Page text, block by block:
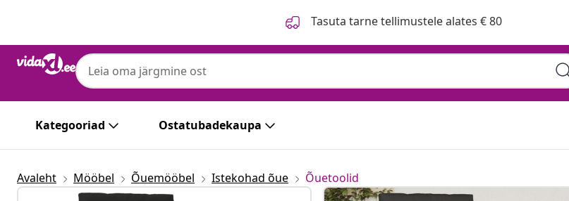
Tasuta tarne tellimustele alates € 80
Kategooriad Ostatubadekaupa
Avaleht Mööbel Õuemööbel Istekohad õue Õuetoolid